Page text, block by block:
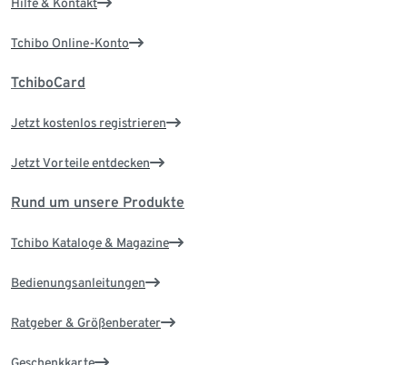
Hilfe & Kontakt
Tchibo Online-Konto
TchiboCard
Jetzt kostenlos registrieren
Jetzt Vorteile entdecken
Rund um unsere Produkte
Tchibo Kataloge & Magazine
Bedienungsanleitungen
Ratgeber & Größenberater